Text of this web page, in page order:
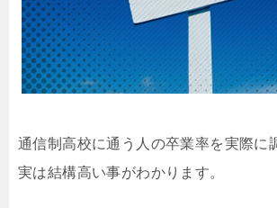
通信制高校に通う人の卒業率を実際に
実は結構高い事がわかります。